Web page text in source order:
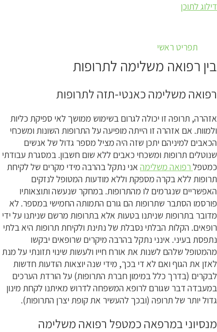
דילוג לתוכן
תפריט ראשי
בין רפואה משלימה לתרופות
רפואה משלימה כאנטי-תזה לתרופות
אזהרה, תרופה זו יכולה לגרום בשימוש ממושך לאי ספיקת כליות
ולמוות. אם אזהרה זו הייתה מופיעה על התרופות השונות ומשכחי
הכאבים למיניהם יתכן שזה היה מציל מספר גדול של אנשים
שנוטלים תרופות ומשכחי כאבים ללא שום חשבון. במסגרת עבודתי
כמטפלרפואה משלימה אני נתקל בהרבה מידי מקרים של לקיחת
תרופות ללא בקרה מספקת וללא מודעות המטופל לנזקים
האפשריים שנגרמים לו מהתרופות. במחקר שנעשה ותוצאותיו
פורסמו הסתבר שתרופות הם גורם התמותה החמישי במספר. לא
מדובר בתרופות שניתנו בטעות אלא בתרופות מרשם שניתנו על ידי
רופאים. הקלות הבלתי נסבלת של נתינת ולקיחת תרופות היא בלתי
נתפסת בעיני. אינני נתקל בהרבה מיקרים שרופאים יבקשו
מהמטופל שלהם לשנות את אורח חייו ולעשות שינוי תזונתי על מנת
לאזן את הגוף ואם לא די בכך, מידי שנה יוצאות הודעות חדשות
לבקרים (בדרך כלל במימון חברת התרופות) על הורדת הערכים
במעבדה דבר שגורם לרופא המשפחה לדרוש מאיתנו לקחת מינון
גדול יותר של תרופה (ובכך להעשיר את קופת יצרן התרופות).
מנסיוני במרפאה כמטפל רפואה משלימה